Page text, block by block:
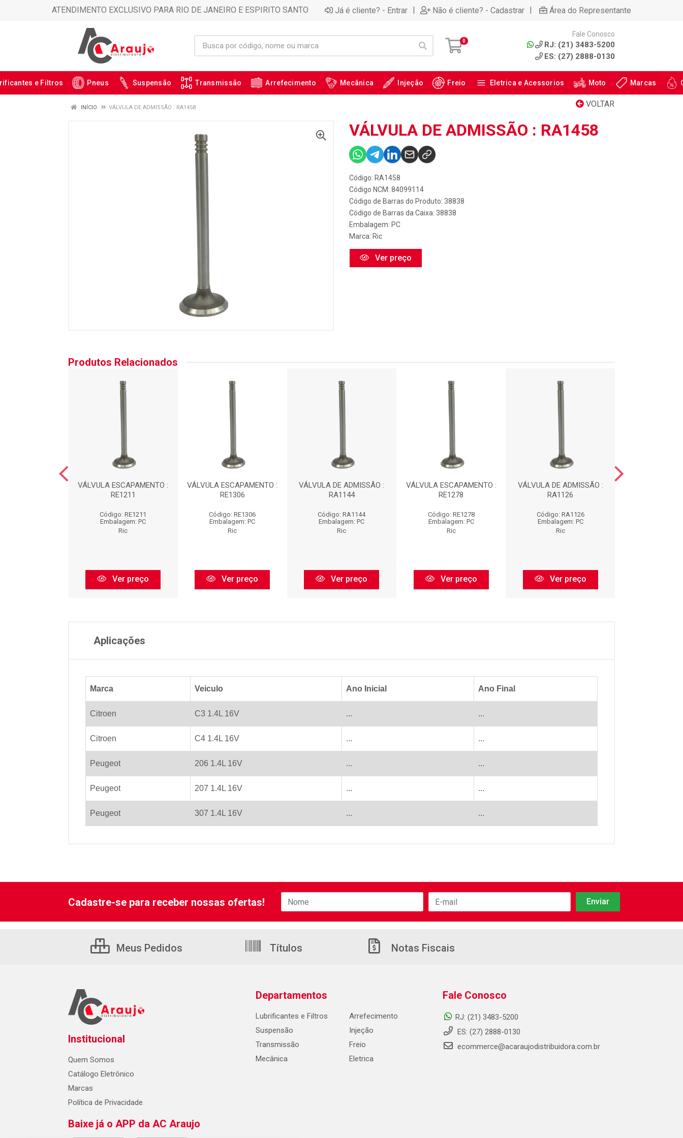
ATENDIMENTO EXCLUSIVO PARA RIO DE JANEIRO E ESPIRITO SANTO Já é cliente? - Entrar | Não é cliente? - Cadastrar | Área do Representante
0
Fale Conosco
RJ: (21) 3483-5200
ES: (27) 2888-0130
e Filtros Pneus Suspensão Transmissão Arrefecimento Mecânica Injeção Freio Eletrica e Acessorios Moto Marcas
VOLTAR
INÍCIO VÁLVULA DE ADMISSÃO : RA1458
VÁLVULA DE ADMISSÃO : RA1458
Código: RA1458
Código NCM: 84099114
Código de Barras do Produto: 38838
Código de Barras da Caixa: 38838
Embalagem: PC
Marca: Ric
Ver preço
Produtos Relacionados
VÁLVULA ESCAPAMENTO :
RE1211
Código: RE1211
Embalagem: PC
Ric
Ver preço
VÁLVULA ESCAPAMENTO :
RE1306
Código: RE1306
Embalagem: PC
Ric
Ver preço
VÁLVULA DE ADMISSÃO :
RA1144
Código: RA1144
Embalagem: PC
Ric
Ver preço
VÁLVULA ESCAPAMENTO :
RE1278
Código: RE1278
Embalagem: PC
Ric
Ver preço
VÁLVULA DE ADMISSÃO :
RA1126
Código: RA1126
Embalagem: PC
Ric
Ver preço
Aplicações
Marca Veiculo Ano Inicial Ano Final
Citroen C3 1.4L 16V ... ...
Citroen C4 1.4L 16V ... ...
Peugeot 206 1.4L 16V ... ...
Peugeot 207 1.4L 16V ... ...
Peugeot 307 1.4L 16V ... ...
Cadastre-se para receber nossas ofertas!
Meus Pedidos Títulos Notas Fiscais
Institucional
Quem Somos
Catálogo Eletrônico
Marcas
Política de Privacidade
Baixe já o APP da AC Araujo
Departamentos
Lubrificantes e Filtros
Suspensão
Transmissão
Mecânica
Arrefecimento
Injeção
Freio
Eletrica
Fale Conosco
RJ: (21) 3483-5200
ES: (27) 2888-0130
ecommerce@acaraujodistribuidora.com.br